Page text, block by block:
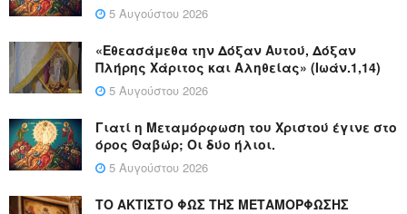
5 Αυγούστου 2026
«Εθεασάμεθα την Δόξαν Αυτού, Δόξαν
Πλήρης Χάριτος και Αληθείας» (Ιωάν.1,14)
5 Αυγούστου 2026
Γιατί η Μεταμόρφωση του Χριστού έγινε στο
όρος Θαβώρ; Οι δύο ήλιοι.
5 Αυγούστου 2026
ΤΟ ΑΚΤΙΣΤΟ ΦΩΣ ΤΗΣ ΜΕΤΑΜΟΡΦΩΣΗΣ